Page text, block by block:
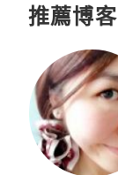
推薦博客